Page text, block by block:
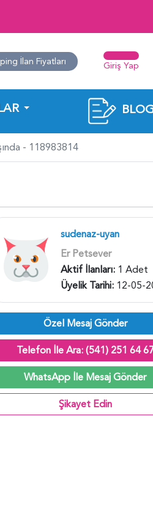
İlan Fiyatları Giriş Yap
- 118983814
sudenaz-uyan
Er Petsever
Aktif İlanları: 1 Adet
Üyelik Tarihi: 12-05-
Özel Mesaj Gönder
Telefon İle Ara: (541) 251 64
WhatsApp İle Mesaj Gönder
Şikayet Edin